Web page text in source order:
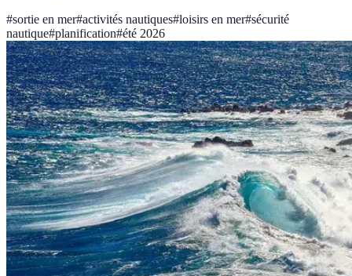
#sortie en mer#activités nautiques#loisirs en mer#sécurité
nautique#planification#été 2026